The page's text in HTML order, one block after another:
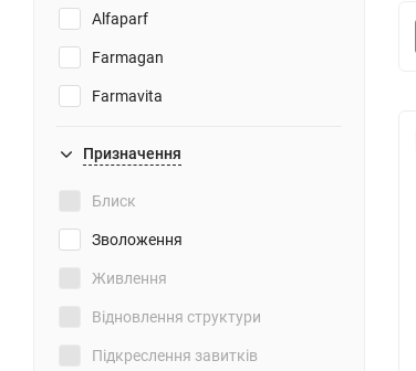
Alfaparf
Farmagan
Farmavita
Призначення
Блиск
Зволоження
Живлення
Відновлення структури
Підкреслення завитків